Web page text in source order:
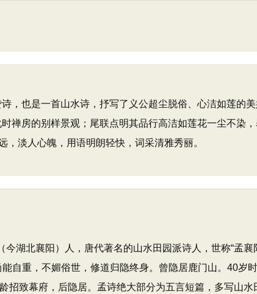
诗，也是一首山水诗，抒写了义公超尘脱俗、心洁如莲的
禅房的别样景观；尾联点明其品行高洁如莲花一尘不染
，淡人心魄，用语明朗轻快，词采清雅秀丽。
湖北襄阳）人，唐代著名的山水田园派诗人，世称“孟襄
自重，不媚俗世，修道归隐终身。曾隐居鹿门山。40岁
招致幕府，后隐居。孟诗绝大部分为五言短篇，多写山